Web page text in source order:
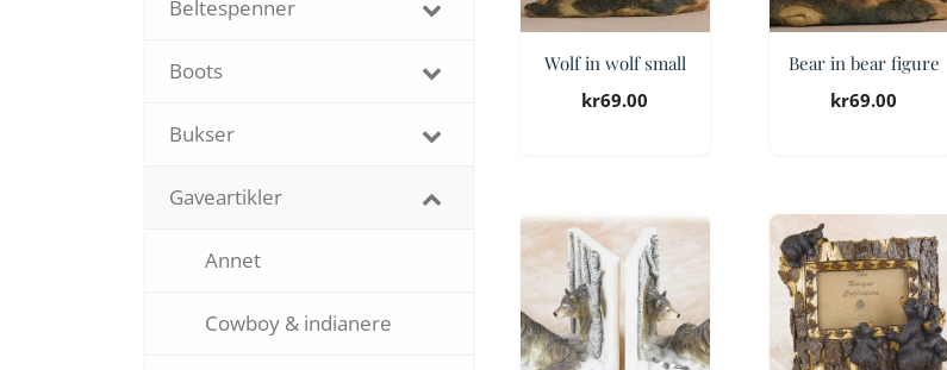
Wolf in wolf small
kr69.00
Bear in bear figure
kr69.00
Beltespenner
Boots
Bukser
Gaveartikler
Annet
Cowboy & indianere